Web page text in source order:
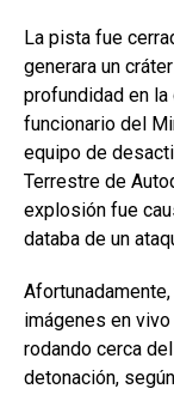
La pista fue
generara un
profundidad en
funcionario del
equipo de
Terrestre de
explosión fue
databa de un
imágenes en
rodando cerca
detonación,